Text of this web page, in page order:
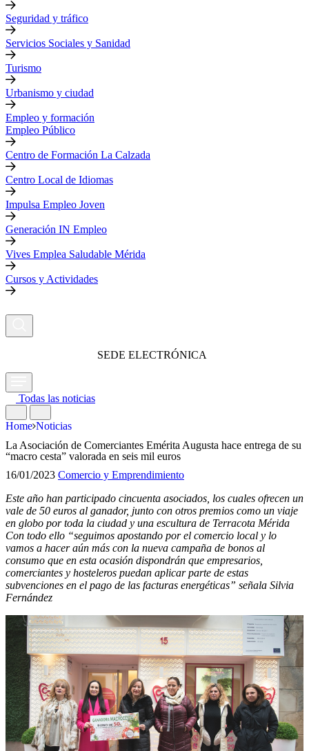
Seguridad y tráfico
Servicios Sociales y Sanidad
Turismo
Urbanismo y ciudad
Empleo y formación
Empleo Público
Centro de Formación La Calzada
Centro Local de Idiomas
Impulsa Empleo Joven
Generación IN Empleo
Vives Emplea Saludable Mérida
Cursos y Actividades
SEDE ELECTRÓNICA
Todas las noticias
Home Noticias
La Asociación de Comerciantes Emérita Augusta hace entrega de su
“macro cesta” valorada en seis mil euros
16/01/2023 Comercio y Emprendimiento
Este año han participado cincuenta asociados, los cuales ofrecen un
vale de 50 euros al ganador, junto con otros premios como un viaje
en globo por toda la ciudad y una escultura de Terracota Mérida
Con todo ello “seguimos apostando por el comercio local y lo
vamos a hacer aún más con la nueva campaña de bonos al
consumo que en esta ocasión dispondrán que empresarios,
comerciantes y hosteleros puedan aplicar parte de estas
subvenciones en el pago de las facturas energéticas” señala Silvia
Fernández